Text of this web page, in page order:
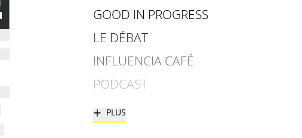
GOOD IN PROGRESS
LE DÉBAT
INFLUENCIA CAFÉ
PODCAST
+ PLUS